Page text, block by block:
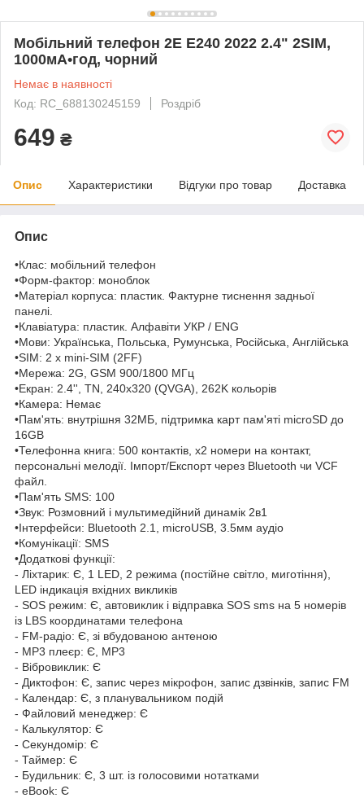
Мобільний телефон 2E E240 2022 2.4" 2SIM,
1000мА•год, чорний
Немає в наявності
Код: RC_688130245159
Роздріб
649 ₴
Опис Характеристики Відгуки про товар Доставка
Опис
•Клас: мобільний телефон
•Форм-фактор: моноблок
•Матеріал корпуса: пластик. Фактурне тиснення задньої
панелі.
•Клавіатура: пластик. Алфавіти УКР / ENG
•Мови: Українська, Польська, Румунська, Російська, Англійська
•SIM: 2 x mini-SIM (2FF)
•Мережа: 2G, GSM 900/1800 МГц
•Екран: 2.4'', TN, 240х320 (QVGA), 262K кольорів
•Камера: Немає
•Пам'ять: внутрішня 32МБ, підтримка карт пам'яті microSD до
16GB
•Телефонна книга: 500 контактів, х2 номери на контакт,
персональні мелодії. Імпорт/Експорт через Bluetooth чи VCF
файл.
•Пам'ять SMS: 100
•Звук: Розмовний і мультимедійний динамік 2в1
•Інтерфейси: Bluetooth 2.1, microUSB, 3.5мм аудіо
•Комунікації: SMS
•Додаткові функції:
- Ліхтарик: Є, 1 LED, 2 режима (постійне світло, миготіння),
LED індикація вхідних викликів
- SOS режим: Є, автовиклик і відправка SOS sms на 5 номерів
із LBS координатами телефона
- FM-радіо: Є, зі вбудованою антеною
- MP3 плеєр: Є, MP3
- Вібровиклик: Є
- Диктофон: Є, запис через мікрофон, запис дзвінків, запис FM
- Календар: Є, з планувальником подій
- Файловий менеджер: Є
- Калькулятор: Є
- Секундомір: Є
- Таймер: Є
- Будильник: Є, 3 шт. із голосовими нотатками
- eBook: Є